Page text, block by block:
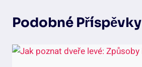
Podobné Příspěvky